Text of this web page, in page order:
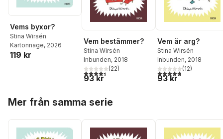
Vems byxor?
Stina Wirsén
Kartonnage, 2026
119 kr
Vem bestämmer?
Stina Wirsén
Inbunden, 2018
4,4utav 5 stjärnor. Totalt antal röster:
(22)
93 kr
Vem är arg?
Stina Wirsén
Inbunden, 2018
4,8utav 5 stjärnor.
(12)
93 kr
Mer från samma serie